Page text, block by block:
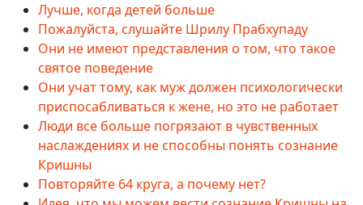
Лучше, когда детей больше
Пожалуйста, слушайте Шрилу Прабхупаду
Они не имеют представления о том, что такое
святое поведение
Они учат тому, как муж должен психологически
приспосабливаться к жене, но это не работает
Люди все больше погрязают в чувственных
наслаждениях и не способны понять сознание
Кришны
Повторяйте 64 круга, а почему нет?